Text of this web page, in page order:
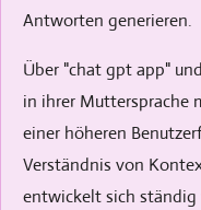
Antworten generieren.
Über "chat gpt app"
in ihrer Muttersprache
einer höheren
Verständnis von
entwickelt sich